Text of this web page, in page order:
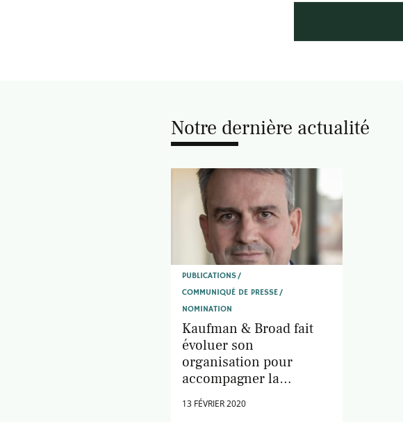
Notre dernière actualité
PUBLICATIONS
COMMUNIQUÉ DE PRESSE
NOMINATION
Kaufman & Broad fait
évoluer son
organisation pour
accompagner la
création d'une activité
d'aménagement urbain
13 FÉVRIER 2020